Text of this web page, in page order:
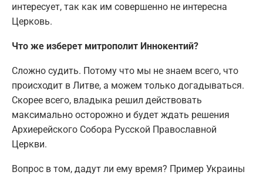
интересует, так как им совершенно не интересна
Церковь.
Что же изберет митрополит Иннокентий?
Сложно судить. Потому что мы не знаем всего, что
происходит в Литве, а можем только догадываться.
Скорее всего, владыка решил действовать
максимально осторожно и будет ждать решения
Архиерейского Собора Русской Православной
Церкви.
Вопрос в том, дадут ли ему время? Пример Украины